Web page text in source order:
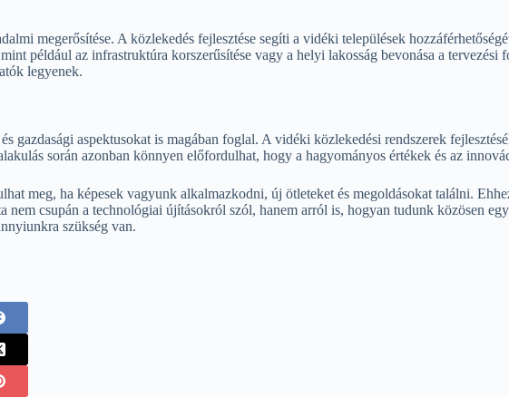
megerősítése. A közlekedés fejlesztése segíti a vidéki települések
például az infrastruktúra korszerűsítése vagy a helyi lakosság bevonása a
legyenek.
gazdasági aspektusokat is magában foglal. A vidéki közlekedési rendszerek
során azonban könnyen előfordulhat, hogy a hagyományos értékek és az
meg, ha képesek vagyunk alkalmazkodni, új ötleteket és megoldásokat találni.
nem csupán a technológiai újításokról szól, hanem arról is, hogyan tudunk közösen
szükség van.